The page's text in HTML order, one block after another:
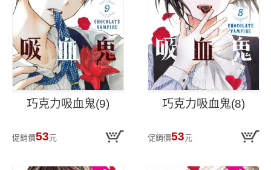
巧克力吸血鬼(9)
促銷價53元
巧克力吸血鬼(8)
促銷價53元